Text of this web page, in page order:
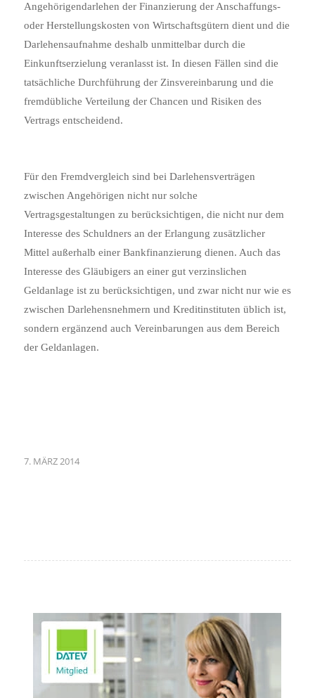
Angehörigendarlehen der Finanzierung der Anschaffungs-
oder Herstellungskosten von Wirtschaftsgütern dient und die
Darlehensaufnahme deshalb unmittelbar durch die
Einkunftserzielung veranlasst ist. In diesen Fällen sind die
tatsächliche Durchführung der Zinsvereinbarung und die
fremdübliche Verteilung der Chancen und Risiken des
Vertrags entscheidend.
Für den Fremdvergleich sind bei Darlehensverträgen
zwischen Angehörigen nicht nur solche
Vertragsgestaltungen zu berücksichtigen, die nicht nur dem
Interesse des Schuldners an der Erlangung zusätzlicher
Mittel außerhalb einer Bankfinanzierung dienen. Auch das
Interesse des Gläubigers an einer gut verzinslichen
Geldanlage ist zu berücksichtigen, und zwar nicht nur wie es
zwischen Darlehensnehmern und Kreditinstituten üblich ist,
sondern ergänzend auch Vereinbarungen aus dem Bereich
der Geldanlagen.
7. MÄRZ 2014